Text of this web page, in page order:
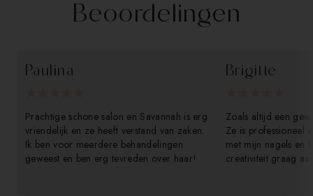
Beoordelingen
Paulina
Prachtige schone salon en Savannah is erg
vriendelijk en ze heeft verstand van zaken.
Ik ben voor meerdere behandelingen
geweest en ben erg tevreden over haar!
Brigitte
Zoals altijd een geweldige behandeling🩷
Ze is professioneel
met mijn nagels en
creativiteit graag